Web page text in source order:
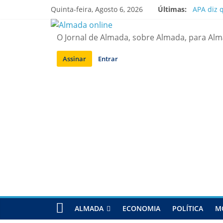
Quinta-feira, Agosto 6, 2026 Últimas:
APA diz
Ponte
O Jornal de Almada, sobre Almada, para
Assinar Entrar
ALMADA ECONOMIA POLÍTICA